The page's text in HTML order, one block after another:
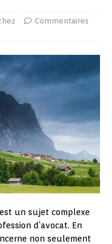
Commentaires
un sujet complexe
d’avocat. En
non seulement